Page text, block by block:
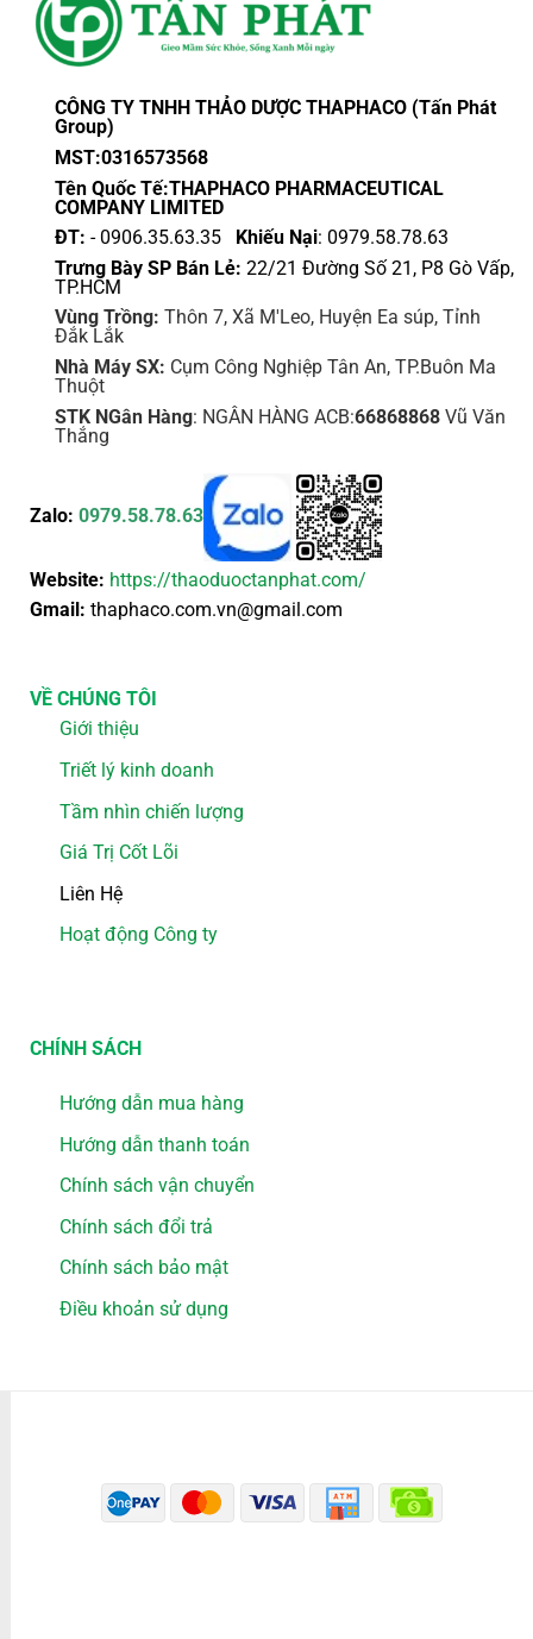
CÔNG TY TNHH THẢO DƯỢC THAPHACO (Tấn Phát
Group)
MST:0316573568
Tên Quốc Tế:THAPHACO PHARMACEUTICAL
COMPANY LIMITED
ĐT: - 0906.35.63.35 Khiếu Nại: 0979.58.78.63
Trưng Bày SP Bán Lẻ: 22/21 Đường Số 21, P8 Gò Vấp,
TP.HCM
Vùng Trồng: Thôn 7, Xã M'Leo, Huyện Ea súp, Tỉnh
Đắk Lắk
Nhà Máy SX: Cụm Công Nghiệp Tân An, TP.Buôn Ma
Thuột
STK NGân Hàng: NGÂN HÀNG ACB:66868868Vũ Văn
Thắng
Zalo: 0979.58.78.63
Website: https://thaoduoctanphat.com/
Gmail: thaphaco.com.vn@gmail.com
VỀ CHÚNG TÔI
Giới thiệu
Triết lý kinh doanh
Tầm nhìn chiến lượng
Giá Trị Cốt Lõi
Liên Hệ
Hoạt động Công ty
CHÍNH SÁCH
Hướng dẫn mua hàng
Hướng dẫn thanh toán
Chính sách vận chuyển
Chính sách đổi trả
Chính sách bảo mật
Điều khoản sử dụng